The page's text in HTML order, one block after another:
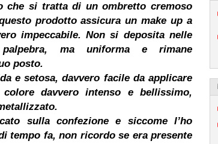
che si tratta di un ombretto cremoso
prodotto assicura un make up a
impeccabile. Non si deposita nelle
ma uniforma e rimane
posto.
e setosa, davvero facile da applicare
colore davvero intenso e bellissimo,
sulla confezione e siccome l’ho
tempo fa, non ricordo se era presente